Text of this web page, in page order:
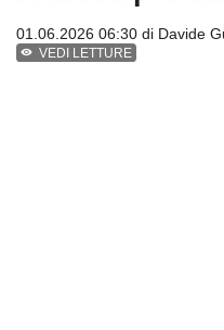
01.06.2026 06:30 di Davide
VEDI LETTURE